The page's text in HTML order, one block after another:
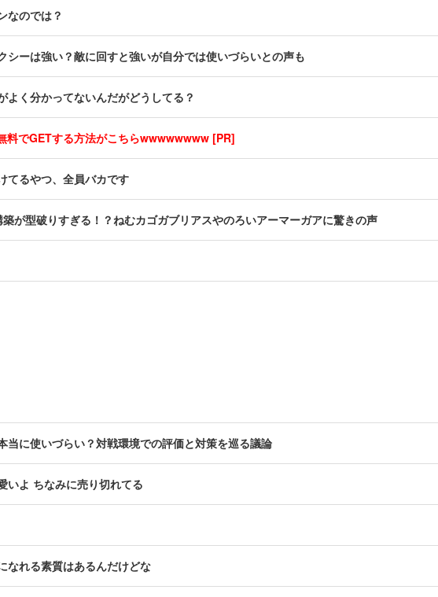
なのでは？
シーは強い？敵に回すと強いが自分では使いづらいとの声も
よく分かってないんだがどうしてる？
料でGETする方法がこちらwwwwwwww [PR]
てるやつ、全員バカです
が型破りすぎる！？ねむカゴガブリアスやのろいアーマーガアに驚きの声
当に使いづらい？対戦環境での評価と対策を巡る議論
いよ ちなみに売り切れてる
なれる素質はあるんだけどな